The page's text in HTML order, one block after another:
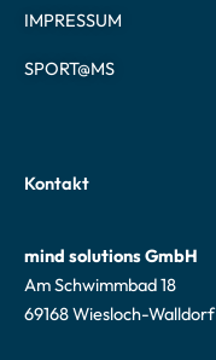
IMPRESSUM
SPORT@MS
Kontakt
mind solutions GmbH
Am Schwimmbad 18
69168 Wiesloch-Walldorf